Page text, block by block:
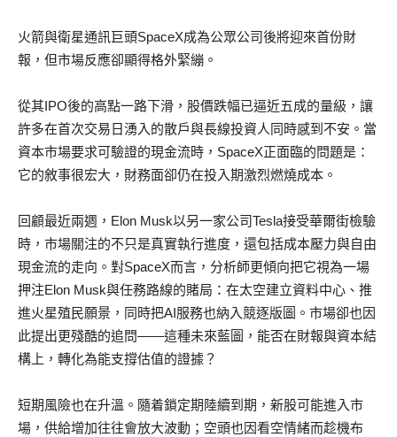
火箭與衛星通訊巨頭SpaceX成為公眾公司後將迎來首份財
報，但市場反應卻顯得格外緊繃。
從其IPO後的高點一路下滑，股價跌幅已逼近五成的量級，讓
許多在首次交易日湧入的散戶與長線投資人同時感到不安。當
資本市場要求可驗證的現金流時，SpaceX正面臨的問題是：
它的敘事很宏大，財務面卻仍在投入期激烈燃燒成本。
回顧最近兩週，Elon Musk以另一家公司Tesla接受華爾街檢驗
時，市場關注的不只是真實執行進度，還包括成本壓力與自由
現金流的走向。對SpaceX而言，分析師更傾向把它視為一場
押注Elon Musk與任務路線的賭局：在太空建立資料中心、推
進火星殖民願景，同時把AI服務也納入競逐版圖。市場卻也因
此提出更殘酷的追問——這種未來藍圖，能否在財報與資本結
構上，轉化為能支撐估值的證據？
短期風險也在升溫。隨着鎖定期陸續到期，新股可能進入市
場，供給增加往往會放大波動；空頭也因看空情緒而趁機布